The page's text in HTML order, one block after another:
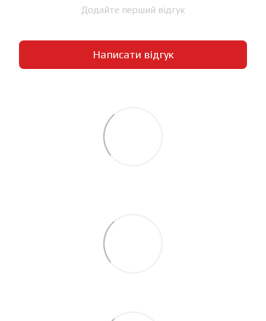
Додайте перший відгук
Написати відгук